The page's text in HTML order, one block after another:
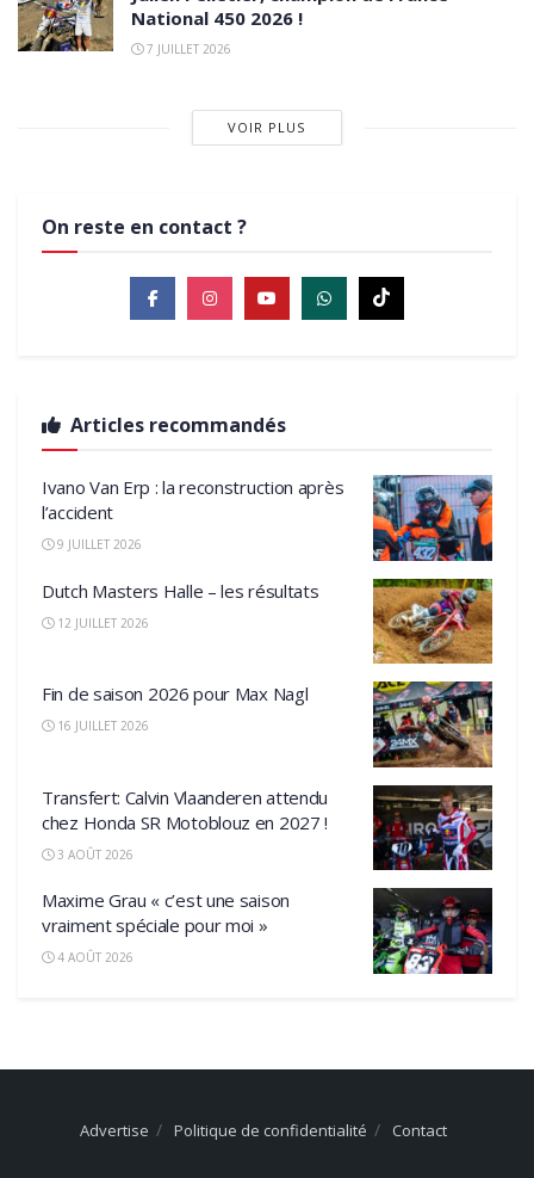
National 450 2026 !
7 JUILLET 2026
VOIR PLUS
On reste en contact ?
Articles recommandés
Ivano Van Erp : la reconstruction après
l’accident
9 JUILLET 2026
Dutch Masters Halle – les résultats
12 JUILLET 2026
Fin de saison 2026 pour Max Nagl
16 JUILLET 2026
Transfert: Calvin Vlaanderen attendu
chez Honda SR Motoblouz en 2027 !
3 AOÛT 2026
Maxime Grau « c’est une saison
vraiment spéciale pour moi »
4 AOÛT 2026
Advertise Politique de confidentialité Contact